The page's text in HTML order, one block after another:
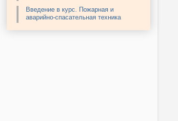
Введение в курс. Пожарная и
аварийно-спасательная техника